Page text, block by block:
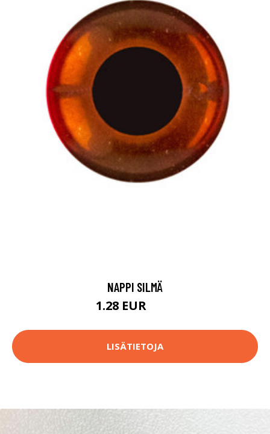
NAPPI SILMÄ
1.28 EUR
LISÄTIETOJA